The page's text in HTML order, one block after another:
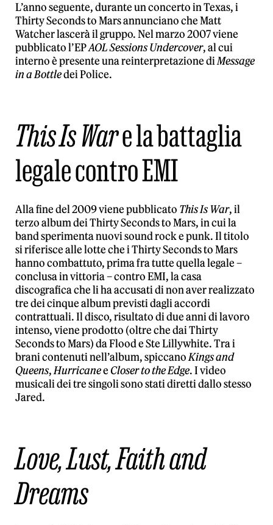
L’anno seguente, durante un concerto in Texas, i
Thirty Seconds to Mars annunciano che Matt
Watcher lascerà il gruppo. Nel marzo 2007 viene
pubblicato l’EPAOL Sessions Undercover, al cui
interno è presente una reinterpretazione diMessage
in a Bottledei Police.
This Is Ware la battaglia
legale contro EMI
Alla fine del 2009 viene pubblicato This Is War, il
terzo album dei Thirty Seconds to Mars, in cui la
band sperimenta nuovi sound rock e punk. Il titolo
si riferisce alle lotte che i Thirty Seconds to Mars
hanno combattuto, prima fra tutte quella legale –
conclusa in vittoria – contro EMI, la casa
discografica che li ha accusati di non aver realizzato
tre dei cinque album previsti dagli accordi
contrattuali. Il disco, risultato di due anni di lavoro
intenso, viene prodotto (oltre che dai Thirty
Seconds to Mars) da Flood e Ste Lillywhite. Tra i
brani contenuti nell’album, spiccanoKings and
Queens,Hurricanee Closer to the Edge. I video
musicali dei tre singoli sono stati diretti dallo stesso
Jared.
Love, Lust, Faith and
Dreams